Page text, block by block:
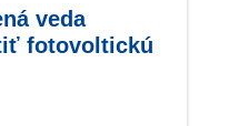
veda
fotovoltickú